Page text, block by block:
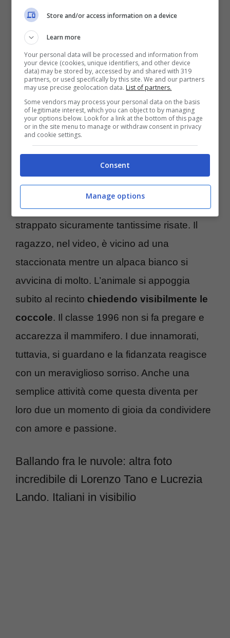
profonda ammirazione, attendendo nuovi
contenuti sul web. Il figlio di Rocco (
perché non ha il cognome del padre?
ama stare al centro dell’attenzione e utilizza
poco i social mentre Lucrezia ama postare
tantissimi contenuti al giorno.Nelle ultime
ore, la ballerina ha piazzato sul web un video
alquanto sorprendente in cui si vede il
compagno che conquista il cuore di
qualcun’altra.
Il filmato, piazzato tra le stories IG, ha
strappato sicuramente tantissime risate. Il
ragazzo, nel video, è vicino ad una
staccionata mentre un alpaca bianco si
avvicina di molto. L’animale si appoggia
subito al recinto chiedendo visibilmente le
coccole. Il classe 1996 non si fa pregare e
accarezza il mammifero. I due innamorati,
tuttavia, si guardano e la fidanzata reagisce
con un meraviglioso sorriso. Anche una
semplice attività come questa diventa per
loro due un momento di gioia da condividere
con amore e passione.
Ballando fra le nuvole: altra foto
incredibile di Lorenzo Tano e Lucrezia
Lando. Italiani in visibilio
Store and/or access information on a device
Learn more
Your personal data will be processed and information from
your device (cookies, unique identifiers, and other device
data) may be stored by, accessed by and shared with 319
partners, or used specifically by this site. We and our partners
may use precise geolocation data. List of partners.
Some vendors may process your personal data on the basis
of legitimate interest, which you can object to by managing
your options below. Look for a link at the bottom of this page
or in the site menu to manage or withdraw consent in privacy
and cookie settings.
Consent
Manage options